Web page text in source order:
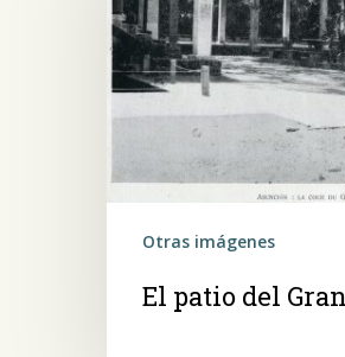
Presiona ENTER para buscar
Gran
Seminario
Otras imágenes
El patio del